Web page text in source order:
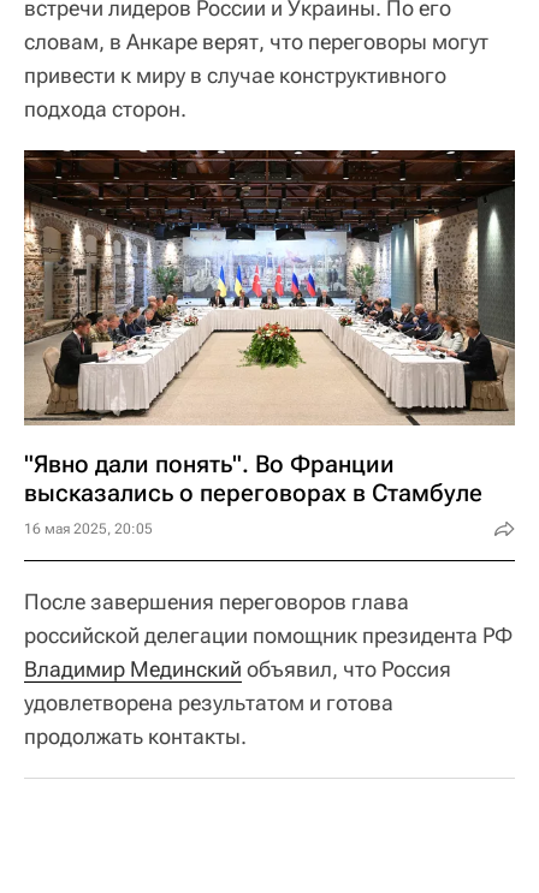
встречи лидеров России и Украины. По его
словам, в Анкаре верят, что переговоры могут
привести к миру в случае конструктивного
подхода сторон.
"Явно дали понять". Во Франции
высказались о переговорах в Стамбуле
16 мая 2025, 20:05
После завершения переговоров глава
российской делегации помощник президента РФ
Владимир Мединский объявил, что Россия
удовлетворена результатом и готова
продолжать контакты.